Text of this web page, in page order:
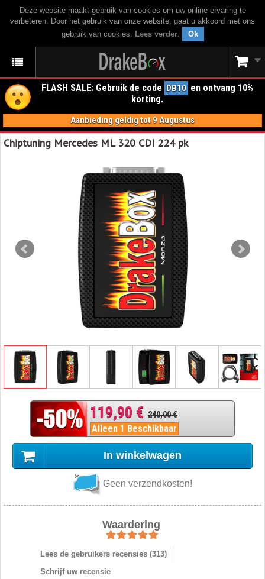
Deze website maakt gebruik van cookies om uw online ervaring te
verbeteren. Door het gebruik van onze website, gaat u akkoord met ons
gebruik van cookies. Lees verder. Ok
FLASH SALE: Gebruik de code DB10 en ontvang 10%
korting.
Aanbieding geldig tot 9 Augustus
Chiptuning Mercedes ML 320 CDI 224 pk
119,90 € 240,00 €
Alleen 1 Beschikbaar
In winkelwagen
Geen verzendkosten!
Waardering
Lees de gebruikers recensies (313)
Schrijf uw recensie